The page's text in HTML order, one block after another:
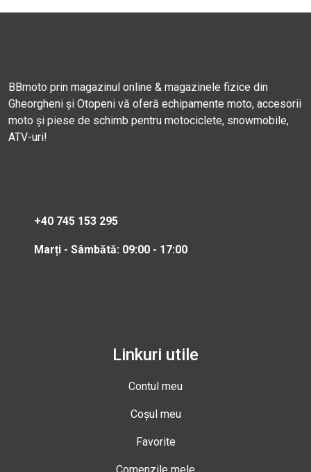
BBmoto prin magazinul online & magazinele fizice din
Gheorgheni și Otopeni vă oferă echipamente moto, accesorii
moto și piese de schimb pentru motociclete, snowmobile,
ATV-uri!
+40 745 153 295
Marți - Sâmbătă: 09:00 - 17:00
Linkuri utile
Contul meu
Coșul meu
Favorite